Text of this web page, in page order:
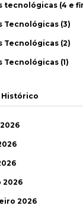
tecnológicas (4 e
Tecnológicas (3)
Tecnológicas (2)
Tecnológicas (1)
2026
2026